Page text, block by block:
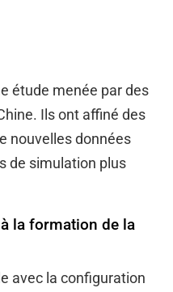
étude menée par des
Ils ont affiné des
nouvelles données
de simulation plus
la formation de la
avec la configuration